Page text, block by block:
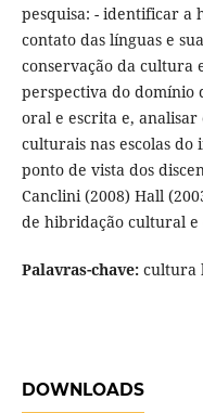
pesquisa: - identificar a
contato das línguas e
conservação da cultura
perspectiva do domínio
oral e escrita e,
culturais nas escolas
ponto de vista dos
Canclini (2008) Hall
de hibridação cultural
Palavras-chave: cultura
DOWNLOADS